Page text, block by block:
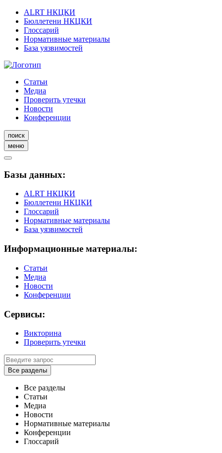
ALRT НКЦКИ
Бюллетени НКЦКИ
Глоссарий
Нормативные материалы
База уязвимостей
Статьи
Медиа
Проверить утечки
Новости
Конференции
поиск
меню
Базы данных:
ALRT НКЦКИ
Бюллетени НКЦКИ
Глоссарий
Нормативные материалы
База уязвимостей
Информационные материалы:
Статьи
Медиа
Новости
Конференции
Сервисы:
Викторина
Проверить утечки
Все разделы
Все разделы
Статьи
Медиа
Новости
Нормативные материалы
Конференции
Глоссарий